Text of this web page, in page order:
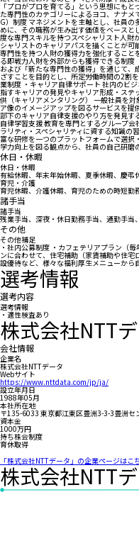
「プロがプロを育てる」という思想にも
た専門性のカテゴリーによるヨコ、ナナ
G）制度 マネジメントを主軸とし、社員
めに、その職務が生み出す価値をベース
度な専門スキルを持つスペシャリスト人財
シャリストのキャリアパスを描くことが可
専門性を持つ人財の獲得力を強化するこ
る即戦力人財を外部からも獲得できる制度
および「新たな専門性の獲得」を通じて
ざすことを目的とし、所定労働時間の2割
業制度 ・キャリア自律サポート 社内のビ
指すキャリアの発見やキャリア形成・ス
供（キャリアメンタリング） 一般社員を
ア像のイメージアップを図るサービスを提
部下のキャリア自律支援のやり方を発見す
自律学習支援 教育を専門とするグループ
ラリティ・スペシャリティに資する知識
富な研修を一つのプラットフォームで選
学力向上を図る観点から、社員の自己研
休日・休暇
休日・休暇
有給休暇、年末年始休暇、夏季休暇、慶弔
育児・介護
育児休暇、介護休暇、育児のための時短勤
諸手当
諸手当
残業手当、深夜・休日勤務手当、通勤手当
その他
その他補足
・社内公募制度 ・カフェテリアプラン（
ンに合わせて、住宅補助（家賃補助や住
設優待など、様々な福利厚生メニューから
選考情報
選考内容
選考情報
・適性検査あり
株式会社NTT
会社情報
企業名
株式会社NTTデータ
Webサイト
https://www.nttdata.com/jp/ja/
設立年月日
1988年05月
本社所在地
〒135-6033 東京都江東区豊洲3-3-3豊洲セ
資本金
1000万円
持ち株会制度
育休取得
「株式会社NTTデータ」の企業ページはこ
株式会社NTT